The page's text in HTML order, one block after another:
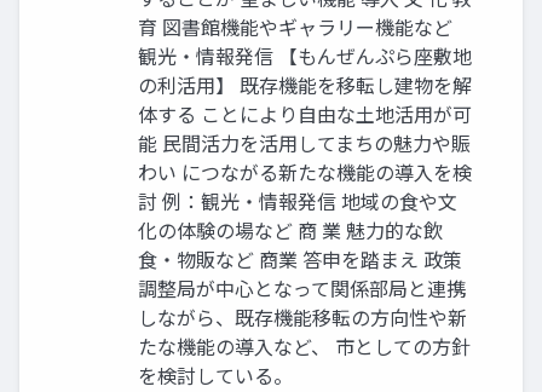
育 図書館機能やギャラリー機能など
観光・情報発信 【もんぜんぷら座敷地
の利活用】 既存機能を移転し建物を解
体する ことにより自由な土地活用が可
能 民間活力を活用してまちの魅力や賑
わい につながる新たな機能の導入を検
討 例：観光・情報発信 地域の食や文
化の体験の場など 商 業 魅力的な飲
食・物販など 商業 答申を踏まえ 政策
調整局が中心となって関係部局と連携
しながら、既存機能移転の方向性や新
たな機能の導入など、 市としての方針
を検討している。